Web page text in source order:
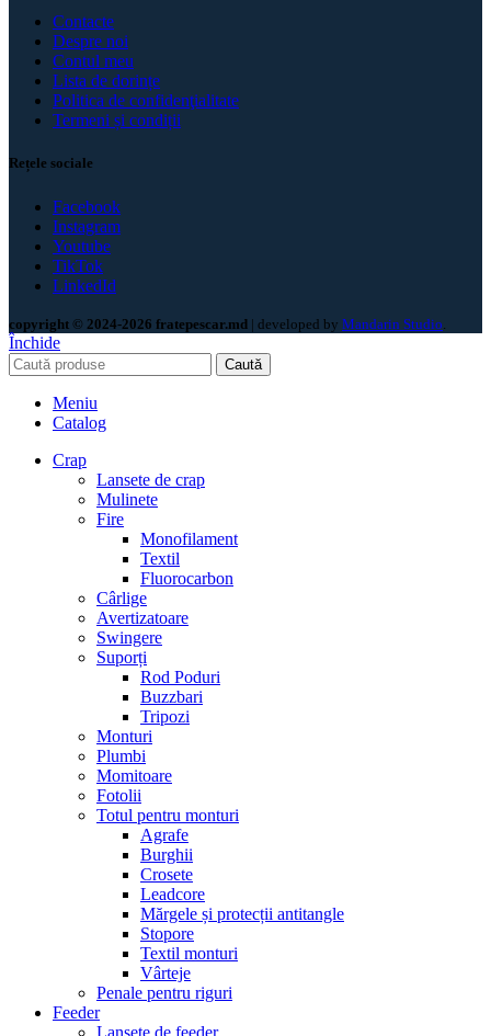
Contacte
Despre noi
Contul meu
Lista de dorințe
Politica de confidenţialitate
Termeni și condiții
Rețele sociale
Facebook
Instagram
Youtube
TikTok
LinkedId
copyright © 2024-2026 fratepescar.md | developed by Mandarin Studio
Închide
Caută
Meniu
Catalog
Crap
Lansete de crap
Mulinete
Fire
Monofilament
Textil
Fluorocarbon
Cârlige
Avertizatoare
Swingere
Suporți
Rod Poduri
Buzzbari
Tripozi
Monturi
Plumbi
Momitoare
Fotolii
Totul pentru monturi
Agrafe
Burghii
Crosete
Leadcore
Mărgele și protecții antitangle
Stopore
Textil monturi
Vârteje
Penale pentru riguri
Feeder
Lansete de feeder